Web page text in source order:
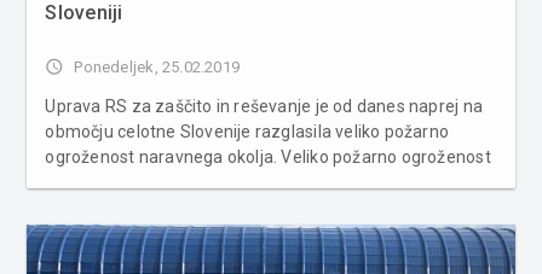
Sloveniji
access_time Ponedeljek, 25.02.2019
Uprava RS za zaščito in reševanje je od danes naprej na
območju celotne Slovenije razglasila veliko požarno
ogroženost naravnega okolja. Veliko požarno ogroženost
občin, od...